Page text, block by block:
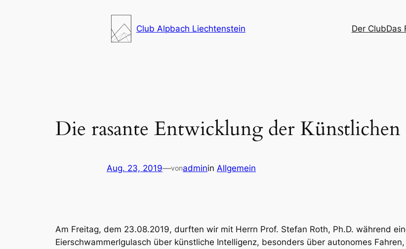
Club Alpbach Liechtenstein Der ClubDas
Die rasante Entwicklung der
Aug. 23, 2019—vonadminin Allgemein
Am Freitag, dem 23.08.2019, durften wir mit Herrn Prof. Stefan Roth, Ph.D. während
Eierschwammerlgulasch über künstliche Intelligenz, besonders über autonomes